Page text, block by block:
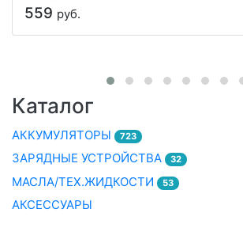
559 руб.
Каталог
АККУМУЛЯТОРЫ 723
ЗАРЯДНЫЕ УСТРОЙСТВА 32
МАСЛА/ТЕХ.ЖИДКОСТИ 53
АКСЕССУАРЫ